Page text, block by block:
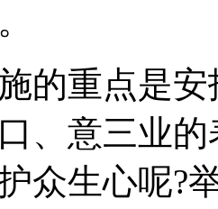
重点是安
、意三业
众生心呢?